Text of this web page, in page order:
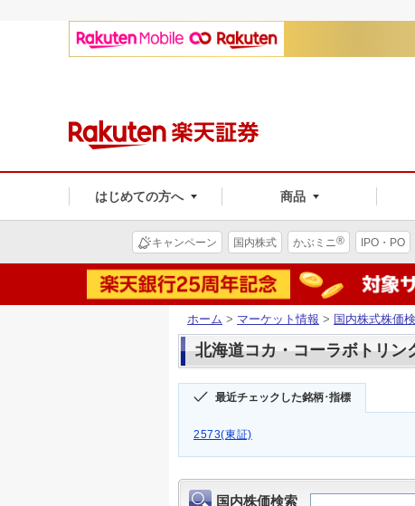
はじめての方へ 商品
キャンペーン 国内株式 かぶミニ® IPO・PO
ホーム > マーケット情報 > 国内株式株価
北海道コカ・コーラボトリン
最近チェックした銘柄･指標
2573(東証)